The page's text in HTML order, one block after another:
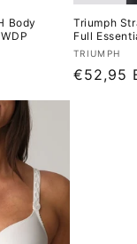
Body
Triumph
Full
Verkoper:
TRIUMPH
Normale
€52,95